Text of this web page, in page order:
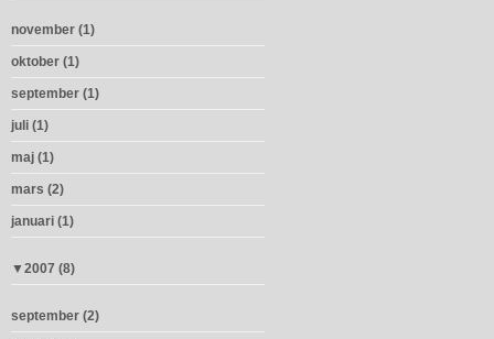
november (1)
oktober (1)
september (1)
juli (1)
maj (1)
mars (2)
januari (1)
▼2007 (8)
september (2)